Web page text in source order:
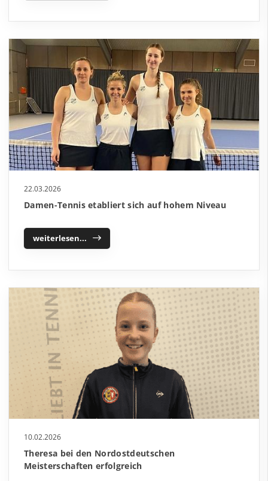
22.03.2026
Damen-Tennis etabliert sich auf hohem Niveau
weiterlesen...
10.02.2026
Theresa bei den Nordostdeutschen
Meisterschaften erfolgreich